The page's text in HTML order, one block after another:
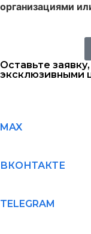
организациями
Оставьте
эксклюзивными
MAX
ВКОНТАКТЕ
TELEGRAM